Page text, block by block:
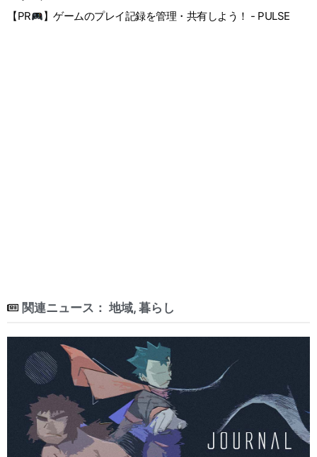
【PR
】ゲームのプレイ記録を管理・共有しよう！ - PULSE
関連ニュース： 地域, 暮らし